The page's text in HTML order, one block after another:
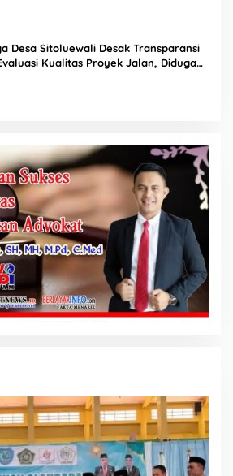
Desa Sitoluewali Desak Transparansi
Kualitas Proyek Jalan, Diduga